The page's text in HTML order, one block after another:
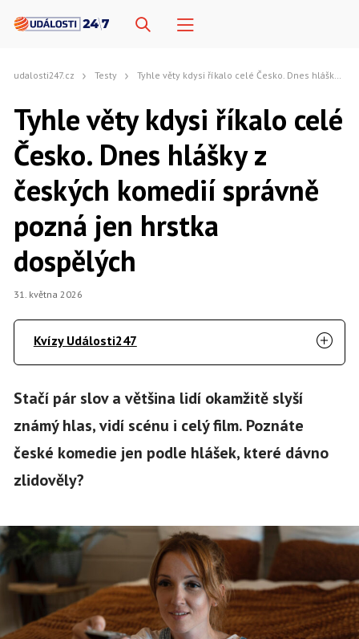
udalosti247.cz Testy Tyhle věty kdysi říkalo celé Česko. Dnes hlášky z českých komedií správně pozná jen hrstka dospělých
Tyhle věty kdysi říkalo celé
Česko. Dnes hlášky z
českých komedií správně
pozná jen hrstka
dospělých
31. května 2026
Kvízy Události247
Stačí pár slov a většina lidí okamžitě slyší
známý hlas, vidí scénu i celý film. Poznáte
české komedie jen podle hlášek, které dávno
zlidověly?